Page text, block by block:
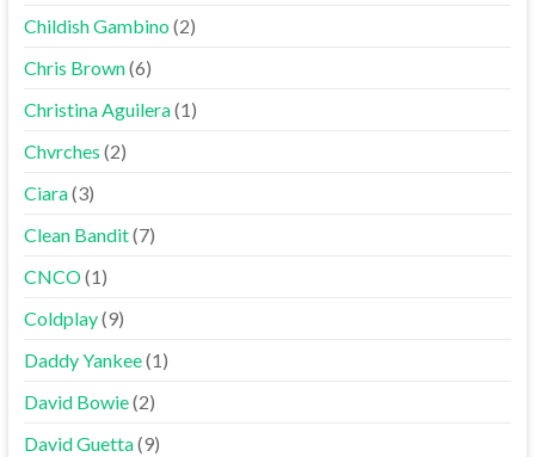
Childish Gambino(2)
Chris Brown(6)
Christina Aguilera(1)
Chvrches (2)
Ciara(3)
Clean Bandit(7)
CNCO(1)
Coldplay(9)
Daddy Yankee(1)
David Bowie(2)
David Guetta(9)